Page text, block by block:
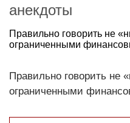
анекдоты
Правильно говорить не
ограниченными
Правильно говорить не
ограниченными